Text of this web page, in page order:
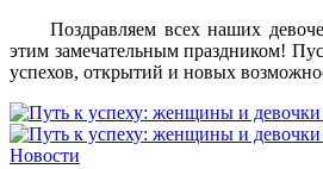
Поздравляем всех наших
этим замечательным праздником!
успехов, открытий и новых
Новости